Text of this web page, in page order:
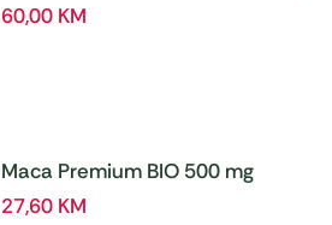
60,00 KM
Maca Premium BIO 500 mg
tablete, a180 tbl – Hanoju
27,60 KM